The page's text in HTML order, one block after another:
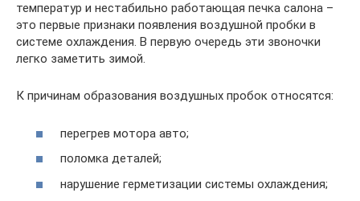
температур и нестабильно работающая печка салона –
это первые признаки появления воздушной пробки в
системе охлаждения. В первую очередь эти звоночки
легко заметить зимой.
К причинам образования воздушных пробок относятся:
перегрев мотора авто;
поломка деталей;
нарушение герметизации системы охлаждения;